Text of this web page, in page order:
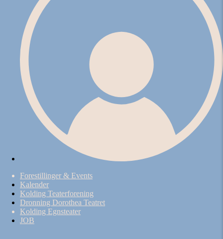
Forestillinger & Events
Kalender
Kolding Teaterforening
Dronning Dorothea Teatret
Kolding Egnsteater
JOB